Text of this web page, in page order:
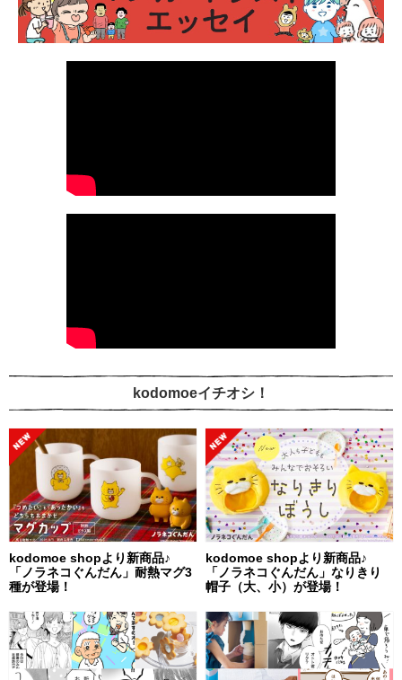
kodomoeイチオシ！
kodomoe shopより新商品♪
「ノラネコぐんだん」耐熱マグ3
種が登場！
kodomoe shopより新商品♪
「ノラネコぐんだん」なりきり
帽子（大、小）が登場！